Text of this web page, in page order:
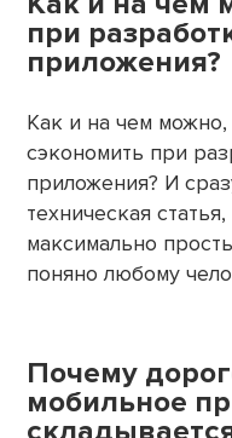
при
приложения?
Как и на чем
сэкономить при
приложения? И
техническая
максимально
поняно любому
Почему
мобильное